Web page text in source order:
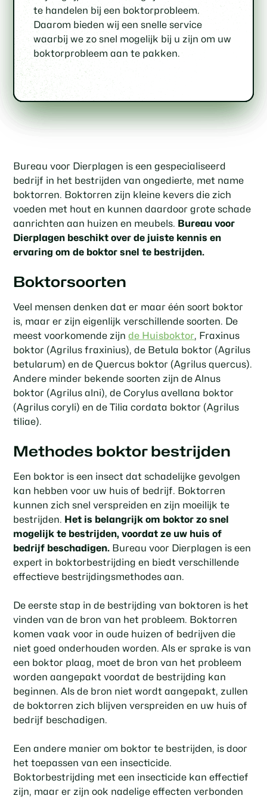
inspectie van uw woning of gebouw om de
omvang van het boktorprobleem vast te
stellen en een gepaste
behandelingsmethode te bepalen.
boktorbestrijding, waarmee we zowel het
milieu als uw gezondheid beschermen.
hoe u in de toekomst boktoroverlast kunt
voorkomen.
zodat u verzekerd bent van een succesvol
resultaat.
te handelen bij een boktorprobleem.
Daarom bieden wij een snelle service
waarbij we zo snel mogelijk bij u zijn om uw
boktorprobleem aan te pakken.
Bureau voor Dierplagen is een gespecialiseerd
bedrijf in het bestrijden van ongedierte, met name
boktorren. Boktorren zijn kleine kevers die zich
voeden met hout en kunnen daardoor grote schade
aanrichten aan huizen en meubels. Bureau voor
Dierplagen beschikt over de juiste kennis en
ervaring om de boktor snel te bestrijden.
Boktorsoorten
Veel mensen denken dat er maar één soort boktor
is, maar er zijn eigenlijk verschillende soorten. De
meest voorkomende zijnde Huisboktor, Fraxinus
boktor (Agrilus fraxinius), de Betula boktor (Agrilus
betularum) en de Quercus boktor (Agrilus quercus).
Andere minder bekende soorten zijn de Alnus
boktor (Agrilus alni), de Corylus avellana boktor
(Agrilus coryli) en de Tilia cordata boktor (Agrilus
tiliae).
Methodes boktor bestrijden
Een boktor is een insect dat schadelijke gevolgen
kan hebben voor uw huis of bedrijf. Boktorren
kunnen zich snel verspreiden en zijn moeilijk te
bestrijden. Het is belangrijk om boktor zo snel
mogelijk te bestrijden, voordat ze uw huis of
bedrijf beschadigen. Bureau voor Dierplagen is een
expert in boktorbestrijding en biedt verschillende
effectieve bestrijdingsmethodes aan.
De eerste stap in de bestrijding van boktoren is het
vinden van de bron van het probleem. Boktorren
komen vaak voor in oude huizen of bedrijven die
niet goed onderhouden worden. Als er sprake is van
een boktor plaag, moet de bron van het probleem
worden aangepakt voordat de bestrijding kan
beginnen. Als de bron niet wordt aangepakt, zullen
de boktorren zich blijven verspreiden en uw huis of
bedrijf beschadigen.
Een andere manier om boktor te bestrijden, is door
het toepassen van een insecticide.
Boktorbestrijding met een insecticide kan effectief
zijn, maar er zijn ook nadelige effecten verbonden